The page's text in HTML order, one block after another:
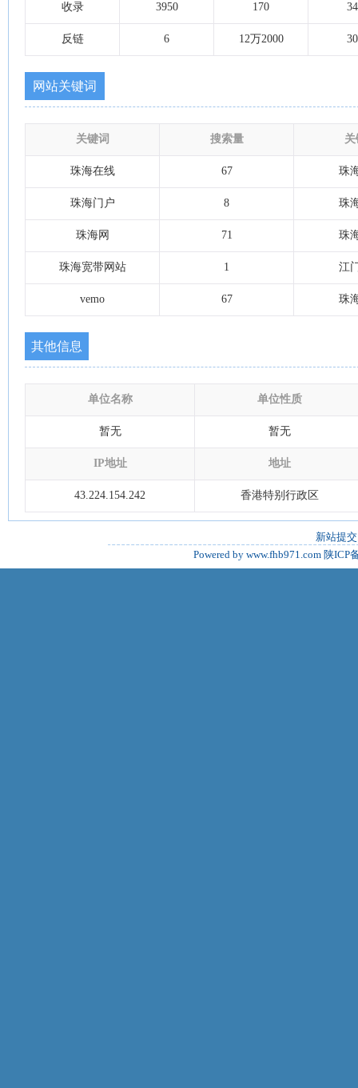
收录 3950 170
反链 6 12万2000
网站关键词
关键词 搜索量 关
珠海在线 67 珠
珠海门户 8 珠
珠海网 71 珠
珠海宽带网站 1 江
vemo 67 珠
其他信息
单位名称 单位性质
暂无 暂无
IP地址 地址
43.224.154.242 香港特别行政区
新站提交
Powered by www.fhb971.com 陕ICP